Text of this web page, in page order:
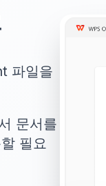
파일을
문서를
필요